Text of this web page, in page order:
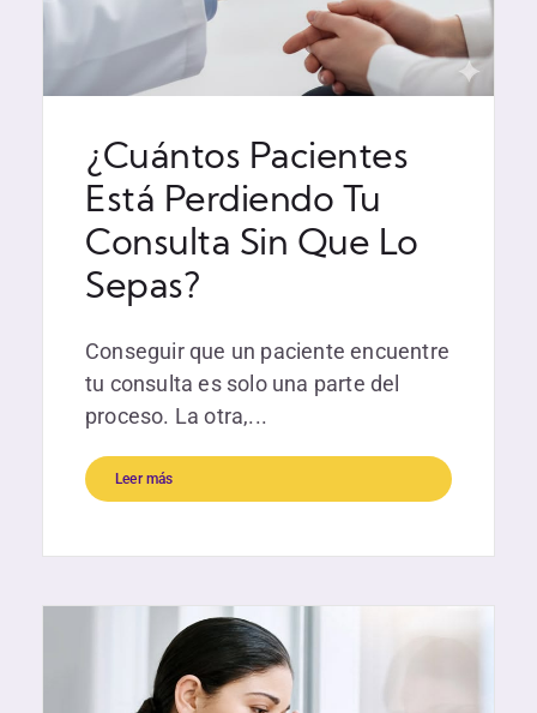
¿Cuántos Pacientes
Está Perdiendo Tu
Consulta Sin Que Lo
Sepas?
Conseguir que un paciente encuentre
tu consulta es solo una parte del
proceso. La otra,...
Leer más